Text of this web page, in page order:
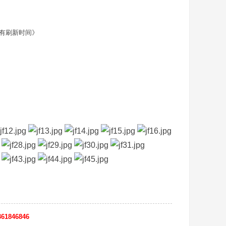
刷新时间》